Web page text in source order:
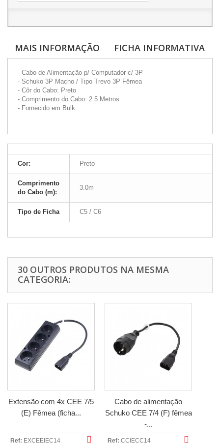
MAIS INFORMAÇÃO FICHA INFORMATIVA
- Cabo de Alimentação p/ Computador c/ 3P
- Schuko 3P Macho / Tipo Trevo 3P Fêmea
- Côr do Cabo: Preto
- Comprimento do Cabo: 2.5 Metros
- Fornecido em Bulk
Cor: Preto
Comprimento
do Cabo (m):
3.0m
Tipo de Ficha C5 / C6
30 OUTROS PRODUTOS NA MESMA
CATEGORIA:
Extensão com 4x CEE 7/5
(E) Fêmea (ficha...
Ref: EXCEEIEC14
Cabo de alimentação
Schuko CEE 7/4 (F) fêmea
-...
Ref: CCIECC14